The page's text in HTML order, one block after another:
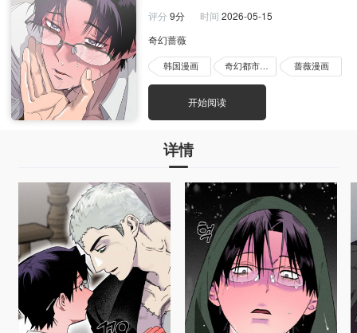
评分 9分 时间 2026-05-15
奇幻蔷薇
韩国漫画 奇幻都市漫画 蔷薇漫画
开始阅读
详情